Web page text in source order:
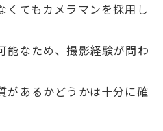
くてもカメラマンを採用し
能なため、撮影経験が問わ
があるかどうかは十分に確